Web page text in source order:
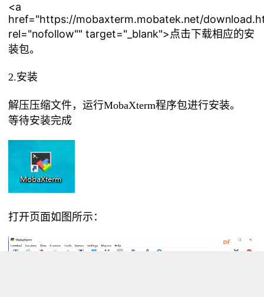
<a
href="https://mobaxterm.mobatek.net/
rel="nofollow"" target="_blank">点击下载相应的安
装包。
2.安装
解压压缩文件，运行MobaXterm程序包进行安装。
等待安装完成
打开页面如图所示：